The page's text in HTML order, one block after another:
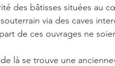
des bâtisses situées au
via des caves
de ces ouvrages ne
là se trouve une